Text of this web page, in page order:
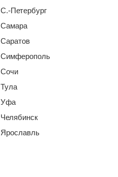
С.-Петербург
Самара
Саратов
Симферополь
Сочи
Тула
Уфа
Челябинск
Ярославль